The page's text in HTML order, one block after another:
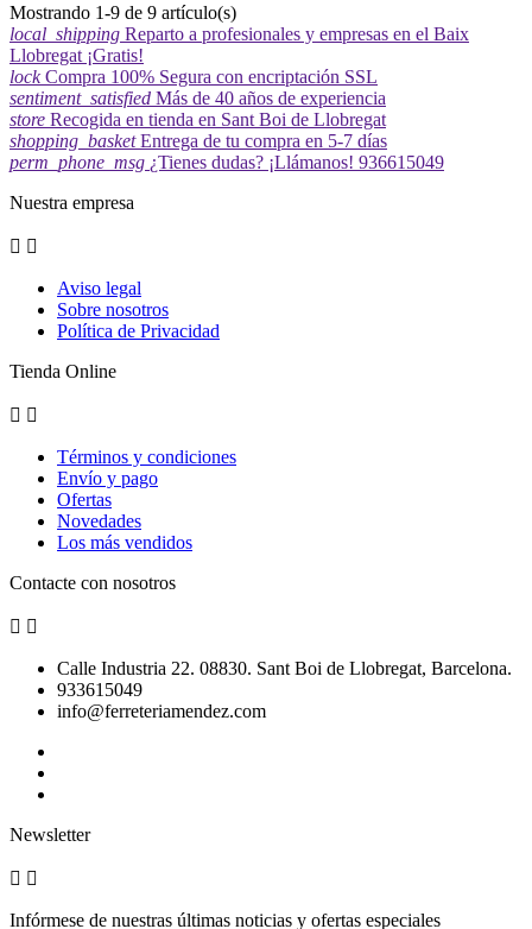
Mostrando 1-9 de 9 artículo(s)
local_shipping Reparto a profesionales y empresas en el Baix
Llobregat ¡Gratis!
lock Compra 100% Segura con encriptación SSL
sentiment_satisfied Más de 40 años de experiencia
store Recogida en tienda en Sant Boi de Llobregat
shopping_basket Entrega de tu compra en 5-7 días
perm_phone_msg ¿Tienes dudas? ¡Llámanos! 936615049
Nuestra empresa
 
Aviso legal
Sobre nosotros
Política de Privacidad
Tienda Online
 
Términos y condiciones
Envío y pago
Ofertas
Novedades
Los más vendidos
Contacte con nosotros
 
Calle Industria 22. 08830. Sant Boi de Llobregat, Barcelona.
933615049
info@ferreteriamendez.com
Newsletter
 
Infórmese de nuestras últimas noticias y ofertas especiales